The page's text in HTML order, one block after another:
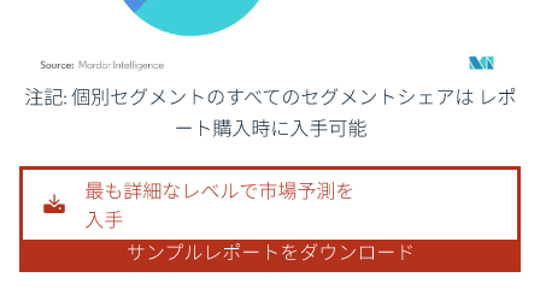
画像 © Mordor Intelligence。再利用にはCC BY 4.0の表示が必要です。